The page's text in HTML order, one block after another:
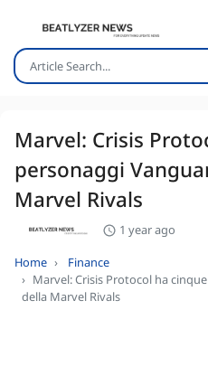
Marvel: Crisis
personaggi
Marvel Rivals
1 year ago
Home
Finance
Marvel: Crisis Protocol ha
della Marvel Rivals